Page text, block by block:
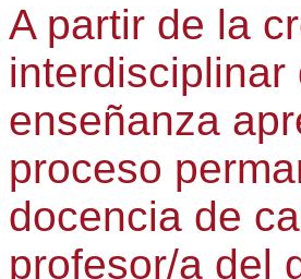
A partir de la
enseñanza
proceso
docencia de
profesor/a del